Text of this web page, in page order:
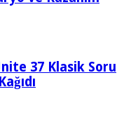
37 Klasik Soru